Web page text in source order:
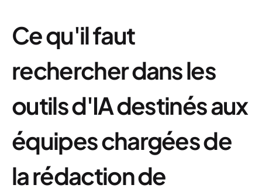
Ce qu'il faut
rechercher dans les
outils d'IA destinés aux
équipes chargées de
la rédaction de